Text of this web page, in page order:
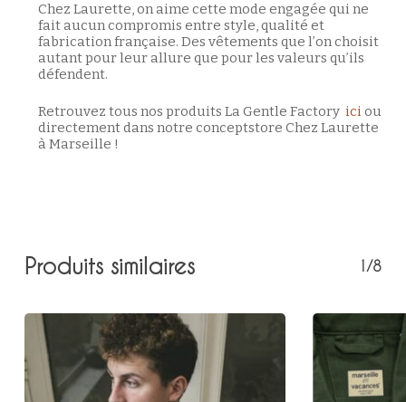
Retour à la boutique
Chez Laurette, on aime cette mode engagée qui ne
fait aucun compromis entre style, qualité et
fabrication française. Des vêtements que l’on choisit
autant pour leur allure que pour les valeurs qu’ils
défendent.
Retrouvez tous nos produits La Gentle Factory iciou
directement dans notre conceptstore Chez Laurette
à Marseille !
Produits similaires 1/8